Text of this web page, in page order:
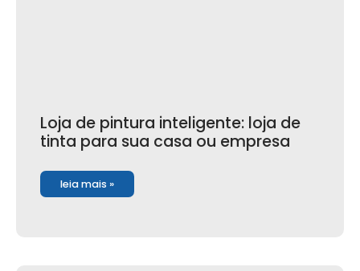
Loja de pintura inteligente: loja de
tinta para sua casa ou empresa
leia mais »